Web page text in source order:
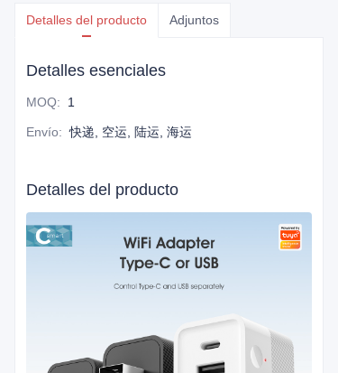
Detalles del producto Adjuntos
Detalles esenciales
MOQ: 1
Envío: 快递, 空运, 陆运, 海运
Detalles del producto